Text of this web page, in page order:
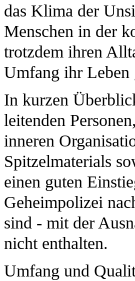
das Klima der
Menschen in der
trotzdem ihren
Umfang ihr Leben
In kurzen
leitenden
inneren
Spitzelmaterials
einen guten
Geheimpolizei
sind - mit der
nicht enthalten.
Umfang und